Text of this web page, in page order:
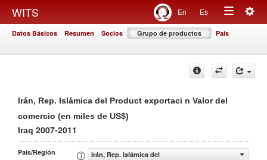
WITS En Es
Toggle
Datos Básicos Resumen Socios Grupo de productos País
Irán, Rep. Islámica del Product exportaci n Valor del
comercio (en miles de US$)
Iraq 2007-2011
País/Región
Irán, Rep. Islámica del